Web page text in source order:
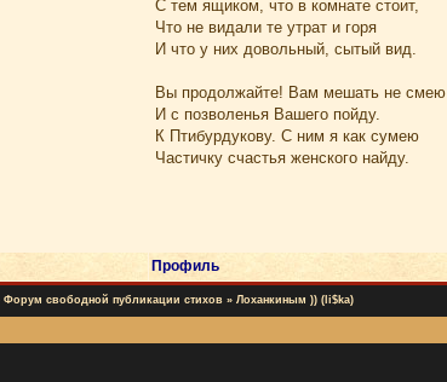
С тем ящиком, что в комнате стоит,
Что не видали те утрат и горя
И что у них довольный, сытый вид.
Вы продолжайте! Вам мешать не смею
И с позволенья Вашего пойду.
К Птибурдукову. С ним я как сумею
Частичку счастья женского найду.
Профиль
Форум свободной публикации стихов » Лоханкиным )) (li$ka)